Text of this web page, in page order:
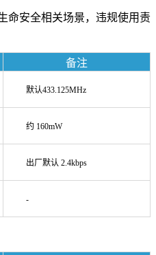
命安全相关场景，违规使用责
备注
默认433.125MHz
约 160mW
出厂默认 2.4kbps
-